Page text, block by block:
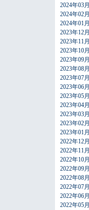
2024年03月
2024年02月
2024年01月
2023年12月
2023年11月
2023年10月
2023年09月
2023年08月
2023年07月
2023年06月
2023年05月
2023年04月
2023年03月
2023年02月
2023年01月
2022年12月
2022年11月
2022年10月
2022年09月
2022年08月
2022年07月
2022年06月
2022年05月